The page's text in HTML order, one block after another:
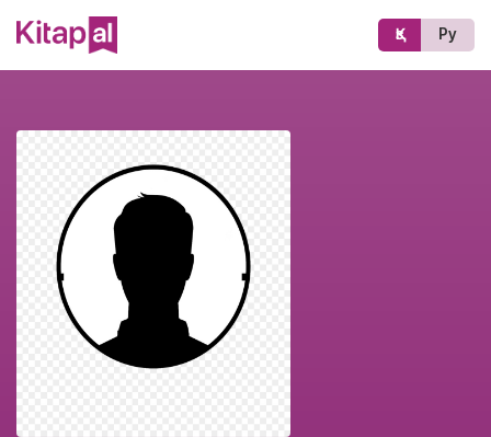
Қз Ру